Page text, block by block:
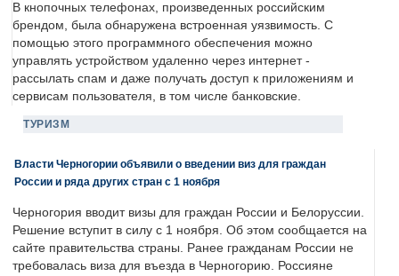
В кнопочных телефонах, произведенных российским
брендом, была обнаружена встроенная уязвимость. С
помощью этого программного обеспечения можно
управлять устройством удаленно через интернет -
рассылать спам и даже получать доступ к приложениям и
сервисам пользователя, в том числе банковские.
ТУРИЗМ
Власти Черногории объявили о введении виз для граждан
России и ряда других стран с 1 ноября
Черногория вводит визы для граждан России и Белоруссии.
Решение вступит в силу с 1 ноября. Об этом сообщается на
сайте правительства страны. Ранее гражданам России не
требовалась виза для въезда в Черногорию. Россияне